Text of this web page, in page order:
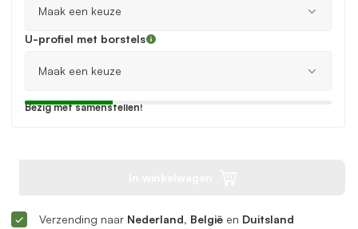
U-profiel met borstels
Bezig met samenstellen!
Verzending naar Nederland, België en Duitsland